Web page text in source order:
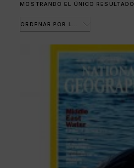
MOSTRANDO EL ÚNICO RESULTADO